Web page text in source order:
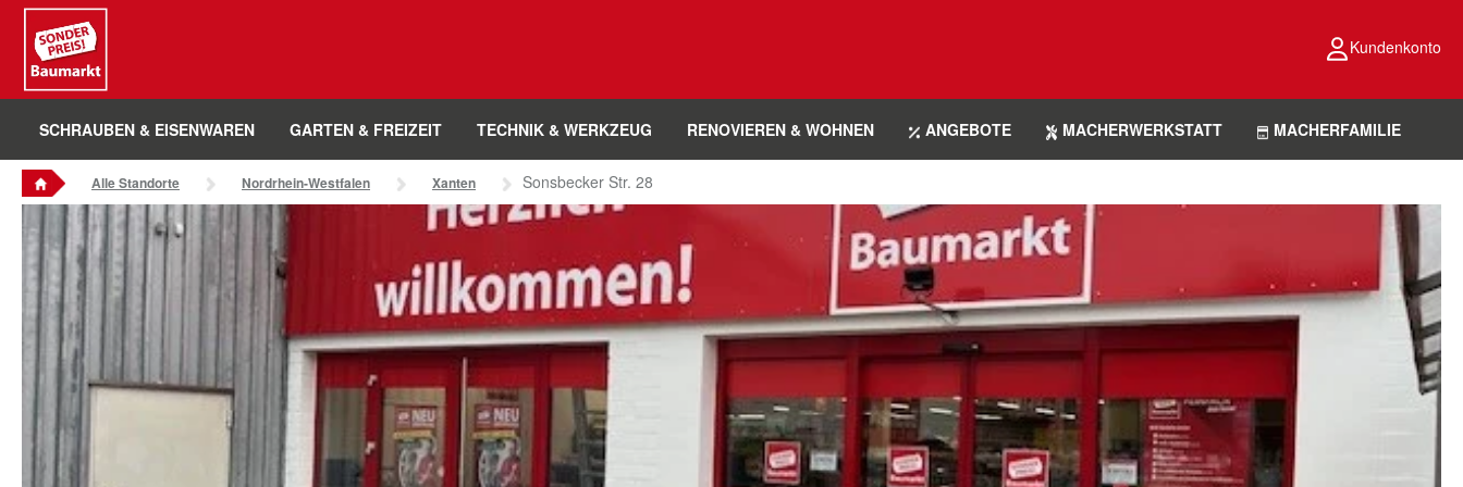
Sounder Preis Logo
Kundenkonto
SCHRAUBEN & EISENWAREN GARTEN & FREIZEIT TECHNIK & WERKZEUG RENOVIEREN & WOHNEN ANGEBOTE MACHERWERKSTATT MACHERFAMILIE
Alle Standorte Nordrhein-Westfalen Xanten Sonsbecker Str. 28